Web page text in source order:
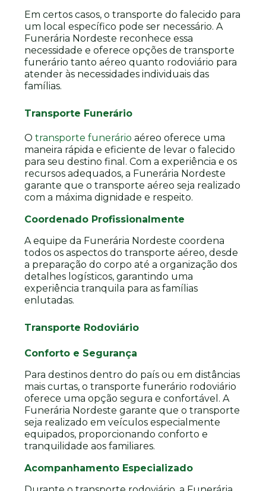
Em certos casos, o transporte do falecido para
um local específico pode ser necessário. A
Funerária Nordeste reconhece essa
necessidade e oferece opções de transporte
funerário tanto aéreo quanto rodoviário para
atender às necessidades individuais das
famílias.
Transporte Funerário
O transporte funerário aéreo oferece uma
maneira rápida e eficiente de levar o falecido
para seu destino final. Com a experiência e os
recursos adequados, a Funerária Nordeste
garante que o transporte aéreo seja realizado
com a máxima dignidade e respeito.
Coordenado Profissionalmente
A equipe da Funerária Nordeste coordena
todos os aspectos do transporte aéreo, desde
a preparação do corpo até a organização dos
detalhes logísticos, garantindo uma
experiência tranquila para as famílias
enlutadas.
Transporte Rodoviário
Conforto e Segurança
Para destinos dentro do país ou em distâncias
mais curtas, o transporte funerário rodoviário
oferece uma opção segura e confortável. A
Funerária Nordeste garante que o transporte
seja realizado em veículos especialmente
equipados, proporcionando conforto e
tranquilidade aos familiares.
Acompanhamento Especializado